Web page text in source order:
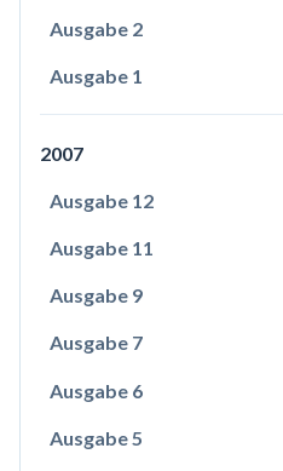
Ausgabe 2
Ausgabe 1
2007
Ausgabe 12
Ausgabe 11
Ausgabe 9
Ausgabe 7
Ausgabe 6
Ausgabe 5